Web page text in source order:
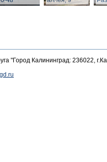
"Город Калининград: 236022,